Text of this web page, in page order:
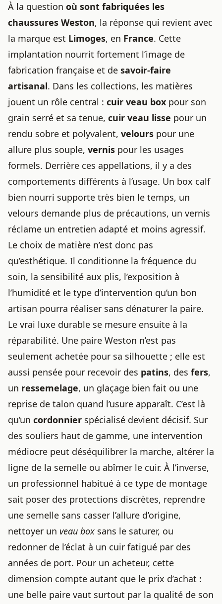
À la question où sont fabriquées les
chaussures Weston, la réponse qui revient avec
la marque est Limoges, en France. Cette
implantation nourrit fortement l’image de
fabrication française et de savoir-faire
artisanal. Dans les collections, les matières
jouent un rôle central : cuir veau box pour son
grain serré et sa tenue, cuir veau lisse pour un
rendu sobre et polyvalent, velours pour une
allure plus souple, vernis pour les usages
formels. Derrière ces appellations, il y a des
comportements différents à l’usage. Un box calf
bien nourri supporte très bien le temps, un
velours demande plus de précautions, un vernis
réclame un entretien adapté et moins agressif.
Le choix de matière n’est donc pas
qu’esthétique. Il conditionne la fréquence du
soin, la sensibilité aux plis, l’exposition à
l’humidité et le type d’intervention qu’un bon
artisan pourra réaliser sans dénaturer la paire.
Le vrai luxe durable se mesure ensuite à la
réparabilité. Une paire Weston n’est pas
seulement achetée pour sa silhouette ; elle est
aussi pensée pour recevoir des patins, des fers,
un ressemelage, un glaçage bien fait ou une
reprise de talon quand l’usure apparaît. C’est là
qu’un cordonnier spécialisé devient décisif. Sur
des souliers haut de gamme, une intervention
médiocre peut déséquilibrer la marche, altérer la
ligne de la semelle ou abîmer le cuir. À l’inverse,
un professionnel habitué à ce type de montage
sait poser des protections discrètes, reprendre
une semelle sans casser l’allure d’origine,
nettoyer un veau box sans le saturer, ou
redonner de l’éclat à un cuir fatigué par des
années de port. Pour un acheteur, cette
dimension compte autant que le prix d’achat :
une belle paire vaut surtout par la qualité de son